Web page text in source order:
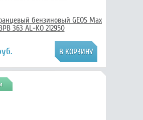
бензиновый GEOS Max
363 AL-KO 212950